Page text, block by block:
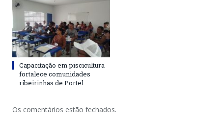
Capacitação em piscicultura
fortalece comunidades
ribeirinhas de Portel
Os comentários estão fechados.